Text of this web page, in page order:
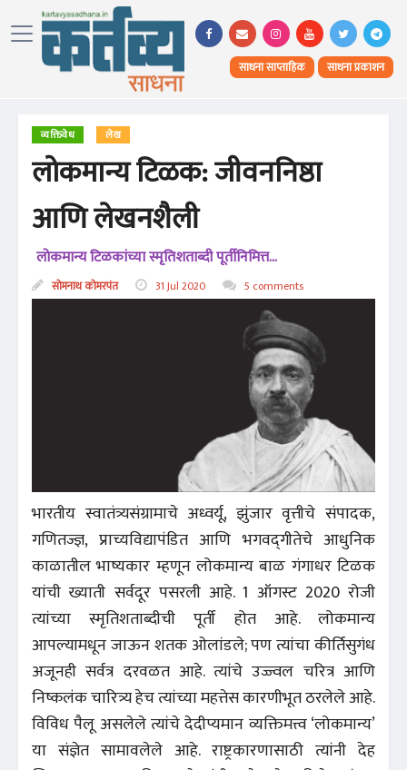
साधना साप्ताहिक साधना प्रकाशन
व्यक्तिवेध लेख
लोकमान्य टिळक: जीवननिष्ठा
आणि लेखनशैली
लोकमान्य टिळकांच्या स्मृतिशताब्दी पूर्तीनिमित्त...
सोमनाथ कोमरपंत 31 Jul 2020 5 comments
भारतीय स्वातंत्र्यसंग्रामाचे अध्वर्यू, झुंजार वृत्तीचे संपादक,
गणितज्ज्ञ, प्राच्यविद्यापंडित आणि भगवद्‌गीतेचे आधुनिक
काळातील भाष्यकार म्हणून लोकमान्य बाळ गंगाधर टिळक
यांची ख्याती सर्वदूर पसरली आहे. 1 ऑगस्ट 2020 रोजी
त्यांच्या स्मृतिशताब्दीची पूर्ती होत आहे. लोकमान्य
आपल्यामधून जाऊन शतक ओलांडले; पण त्यांचा कीर्तिसुगंध
अजूनही सर्वत्र दरवळत आहे. त्यांचे उज्ज्वल चरित्र आणि
निष्कलंक चारित्र्य हेच त्यांच्या महत्तेस कारणीभूत ठरलेले आहे.
विविध पैलू असलेले त्यांचे देदीप्यमान व्यक्तिमत्त्व ‘लोकमान्य’
या संज्ञेत सामावलेले आहे. राष्ट्रकारणासाठी त्यांनी देह